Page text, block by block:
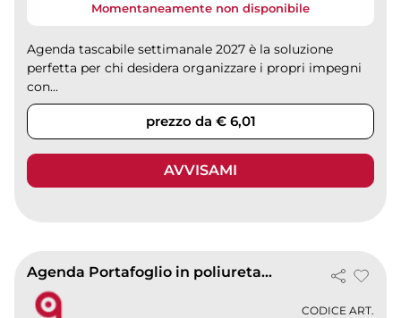
Momentaneamente non disponibile
Agenda tascabile settimanale 2027 è la soluzione
perfetta per chi desidera organizzare i propri impegni
con...
prezzo da € 6,01
AVVISAMI
Agenda Portafoglio in poliuretano termovirante
CODICE ART.